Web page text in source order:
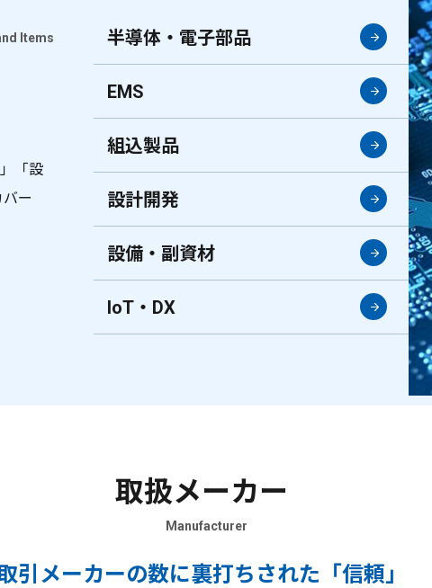
Items
「設
ー
半導体・電子部品
EMS
組込製品
設計開発
設備・副資材
IoT・DX
取扱メーカー
Manufacturer
引メーカーの数に裏打ちされた「信頼」